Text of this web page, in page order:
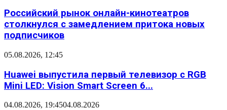
Российский рынок онлайн-кинотеатров
столкнулся с замедлением притока новых
подписчиков
05.08.2026, 12:45
Huawei выпустила первый телевизор с RGB
Mini LED: Vision Smart Screen 6...
04.08.2026, 19:4504.08.2026